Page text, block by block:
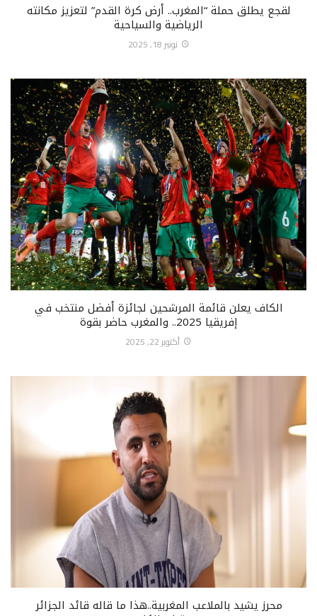
لقجع يطلق حملة “المغرب.. أرض كرة القدم” لتعزيز مكانته
الرياضية والسياحية
نونبر 18, 2025
الكاف يعلن قائمة المرشحين لجائزة أفضل منتخب في
إفريقيا 2025.. والمغرب حاضر بقوة
أكتوبر 22, 2025
محرز يشيد بالملاعب المغربية..هذا ما قاله قائد الجزائر